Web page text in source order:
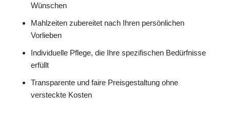
Wünschen
Mahlzeiten zubereitet nach Ihren persönlichen
Vorlieben
Individuelle Pflege, die Ihre spezifischen Bedürfnisse
erfüllt
Transparente und faire Preisgestaltung ohne
versteckte Kosten